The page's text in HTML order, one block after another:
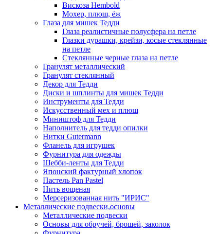
Вискоза Hembold
Мохер, плюш, ёж
Глаза для мишек Тедди
Глаза реалистичные полусфера на петле
Глазки дурашки, крейзи, косые стеклянные
на петле
Стеклянные черные глаза на петле
Гранулят металлический
Гранулят стеклянный
Декор для Тедди
Диски и шплинты для мишек Тедди
Инструменты для Тедди
Искусственный мех и плюш
Миништоф для Тедди
Наполнитель для тедди опилки
Нитки Gutermann
Фланель для игрушек
Фурнитура для одежды
Шебби-ленты для Тедди
Японский фактурный хлопок
Пастель Pan Pastel
Нить вощеная
Мерсеризованная нить "ИРИС"
Металлические подвески,основы
Металлические подвески
Основы для обручей, брошей, заколок